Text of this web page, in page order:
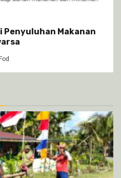
Penyuluhan Makanan